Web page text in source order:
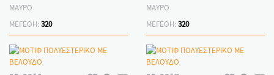
ΜΑΥΡΟ
ΜΕΓΕΘΗ: 320
ΜΑΥΡΟ
ΜΕΓΕΘΗ: 320